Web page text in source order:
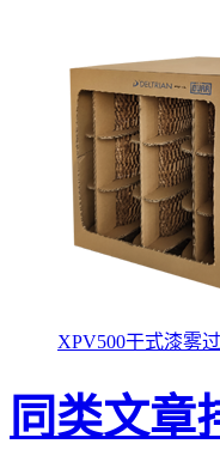
XPV500干式漆雾
同类文章